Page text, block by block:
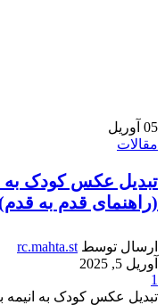
05 آوریل
مقالات
تبدیل عکس کودک به
(راهنمای قدم به
ارسال توسط rc.mahta.st
آوریل 5, 2025
1
تبدیل عکس کودک به